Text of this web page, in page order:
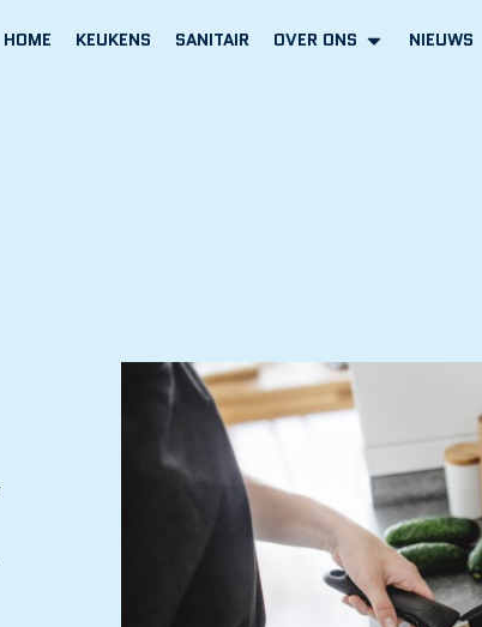
HOME KEUKENS SANITAIR OVER ONS NIEUWS